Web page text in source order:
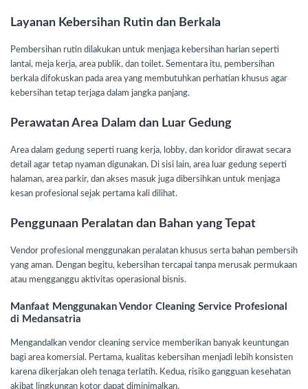
Layanan Kebersihan Rutin dan Berkala
Pembersihan rutin dilakukan untuk menjaga kebersihan harian seperti
lantai, meja kerja, area publik, dan toilet. Sementara itu, pembersihan
berkala difokuskan pada area yang membutuhkan perhatian khusus agar
kebersihan tetap terjaga dalam jangka panjang.
Perawatan Area Dalam dan Luar Gedung
Area dalam gedung seperti ruang kerja, lobby, dan koridor dirawat secara
detail agar tetap nyaman digunakan. Di sisi lain, area luar gedung seperti
halaman, area parkir, dan akses masuk juga dibersihkan untuk menjaga
kesan profesional sejak pertama kali dilihat.
Penggunaan Peralatan dan Bahan yang Tepat
Vendor profesional menggunakan peralatan khusus serta bahan pembersih
yang aman. Dengan begitu, kebersihan tercapai tanpa merusak permukaan
atau mengganggu aktivitas operasional bisnis.
Manfaat Menggunakan Vendor Cleaning Service Profesional
di Medansatria
Mengandalkan vendor cleaning service memberikan banyak keuntungan
bagi area komersial. Pertama, kualitas kebersihan menjadi lebih konsisten
karena dikerjakan oleh tenaga terlatih. Kedua, risiko gangguan kesehatan
akibat lingkungan kotor dapat diminimalkan.